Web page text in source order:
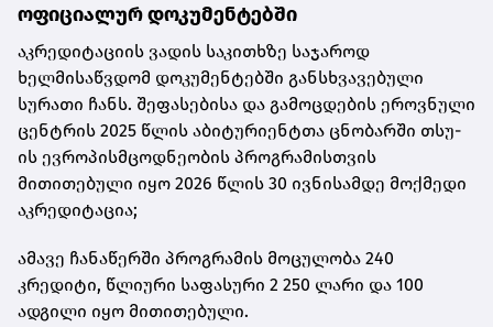
ოფიციალურ დოკუმენტებში
აკრედიტაციის ვადის საკითხზე საჯაროდ
ხელმისაწვდომ დოკუმენტებში განსხვავებული
სურათი ჩანს. შეფასებისა და გამოცდების ეროვნული
ცენტრის 2025 წლის აბიტურიენტთა ცნობარში თსუ-
ის ევროპისმცოდნეობის პროგრამისთვის
მითითებული იყო 2026 წლის 30 ივნისამდე მოქმედი
აკრედიტაცია;
ამავე ჩანაწერში პროგრამის მოცულობა 240
კრედიტი, წლიური საფასური 2 250 ლარი და 100
ადგილი იყო მითითებული.